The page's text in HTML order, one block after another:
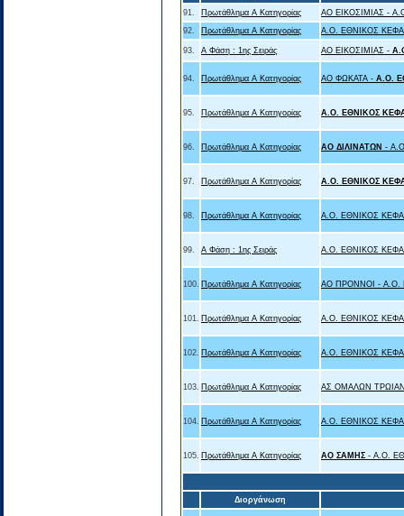
91.
Πρωτάθλημα Α Κατηγορίας
ΑΟ ΕΙΚΟΣΙΜΙΑΣ -
92.
Πρωτάθλημα Α Κατηγορίας A.O. ΕΘΝΙΚΟΣ
93. Α Φάση : 1ης Σειράς ΑΟ ΕΙΚΟΣΙΜΙΑΣ -
94. Πρωτάθλημα Α Κατηγορίας ΑΟ ΦΩΚΑΤΑ - A.O.
95. Πρωτάθλημα Α Κατηγορίας A.O. ΕΘΝΙΚΟΣ
96. Πρωτάθλημα Α Κατηγορίας ΑΟ ΔΙΛΙΝΑΤΩΝ -
97. Πρωτάθλημα Α Κατηγορίας A.O. ΕΘΝΙΚΟΣ
98. Πρωτάθλημα Α Κατηγορίας A.O. ΕΘΝΙΚΟΣ
99. Α Φάση : 1ης Σειράς A.O. ΕΘΝΙΚΟΣ
100. Πρωτάθλημα Α Κατηγορίας ΑΟ ΠΡΟΝΝΟΙ - A.O.
101. Πρωτάθλημα Α Κατηγορίας A.O. ΕΘΝΙΚΟΣ
102. Πρωτάθλημα Α Κατηγορίας A.O. ΕΘΝΙΚΟΣ
103. Πρωτάθλημα Α Κατηγορίας ΑΣ ΟΜΑΛΩΝ
104. Πρωτάθλημα Α Κατηγορίας A.O. ΕΘΝΙΚΟΣ
105. Πρωτάθλημα Α Κατηγορίας ΑΟ ΣΑΜΗΣ- A.O.
Διοργάνωση